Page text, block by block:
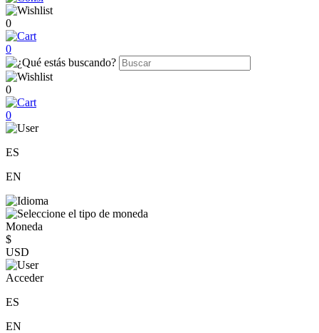
0
0
0
0
ES
EN
Moneda
$
USD
Acceder
ES
EN